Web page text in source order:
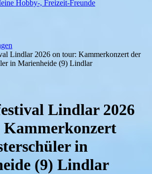
Hobby-, Freizeit-Freunde
Lindlar 2026 on tour: Kammerkonzert der
in Marienheide (9) Lindlar
Lindlar 2026
in
(9) Lindlar